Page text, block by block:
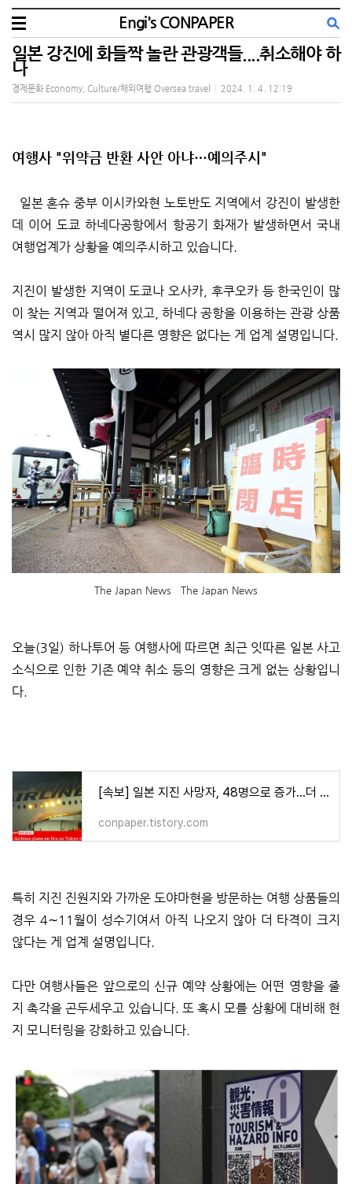
Engi's CONPAPER
일본 강진에 화들짝 놀란 관광객들....취소해야 하
나
경제문화 Economy, Culture/해외여행 Oversea travel 2024. 1. 4. 12:19
여행사 "위약금 반환 사안 아냐…예의주시"
일본 혼슈 중부 이시카와현 노토반도 지역에서 강진이 발생한
데 이어 도쿄 하네다공항에서 항공기 화재가 발생하면서 국내
여행업계가 상황을 예의주시하고 있습니다.
지진이 발생한 지역이 도쿄나 오사카, 후쿠오카 등 한국인이 많
이 찾는 지역과 떨어져 있고, 하네다 공항을 이용하는 관광 상품
역시 많지 않아 아직 별다른 영향은 없다는 게 업계 설명입니다.
The Japan News The Japan News
오늘(3일) 하나투어 등 여행사에 따르면 최근 잇따른 일본 사고
소식으로 인한 기존 예약 취소 등의 영향은 크게 없는 상황입니
다.
[속보] 일본 지진 사망자, 48명으로 증가...더 늘어날 것 VIDEO:[Breaking] Japan earthquake death toll rises t
conpaper.tistory.com
특히 지진 진원지와 가까운 도야마현을 방문하는 여행 상품들의
경우 4∼11월이 성수기여서 아직 나오지 않아 더 타격이 크지
않다는 게 업계 설명입니다.
다만 여행사들은 앞으로의 신규 예약 상황에는 어떤 영향을 줄
지 촉각을 곤두세우고 있습니다. 또 혹시 모를 상황에 대비해 현
지 모니터링을 강화하고 있습니다.